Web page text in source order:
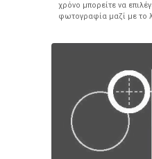
χρόνο μπορείτε να
φωτογραφία μαζί με το